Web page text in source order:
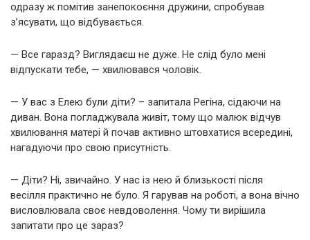
одразу ж помітив занепокоєння дружини, спробував
з’ясувати, що відбувається.
— Все гаразд? Виглядаєш не дуже. Не слід було мені
відпускати тебе, — хвилювався чоловік.
— У вас з Елею були діти? – запитала Регіна, сідаючи на
диван. Вона погладжувала живіт, тому що малюк відчув
хвилювання матері й почав активно штовхатися всередині,
нагадуючи про свою присутність.
— Діти? Ні, звичайно. У нас із нею й близькості після
весілля практично не було. Я гарував на роботі, а вона вічно
висловлювала своє невдоволення. Чому ти вирішила
запитати про це зараз?